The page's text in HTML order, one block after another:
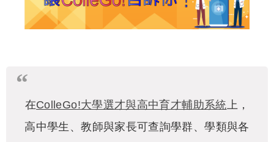
在ColleGo!大學選才與高中育才輔助系統上，
高中學生、教師與家長可查詢學群、學類與各